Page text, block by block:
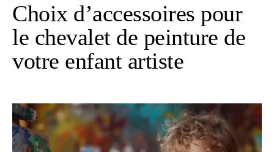
Choix d’accessoires pour
le chevalet de peinture de
votre enfant artiste